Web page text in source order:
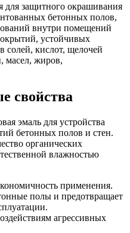
защитного окрашивания
бетонных полов,
внутри помещений
устойчивых
солей, кислот, щелочей
масел, жиров,
свойства
эмаль для устройства
бетонных полов и стен.
органических
влажностью
применения.
полы и предотвращает
агрессивных